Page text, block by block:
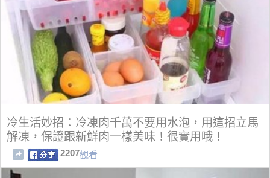
冷生活妙招：冷凍肉千萬不要用水泡，用這招立馬
解凍，保證跟新鮮肉一樣美味！很實用哦！
2207觀看